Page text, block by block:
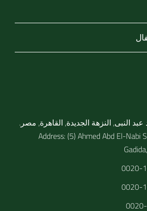
عبد النبى, النزهة الجديدة, القاهرة, مصر.
Address: (5) Ahmed Abd El-Nabi
0020-
0020-